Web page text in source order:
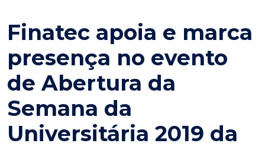
Finatec apoia e marca
presença no evento
de Abertura da
Semana da
Universitária 2019 da